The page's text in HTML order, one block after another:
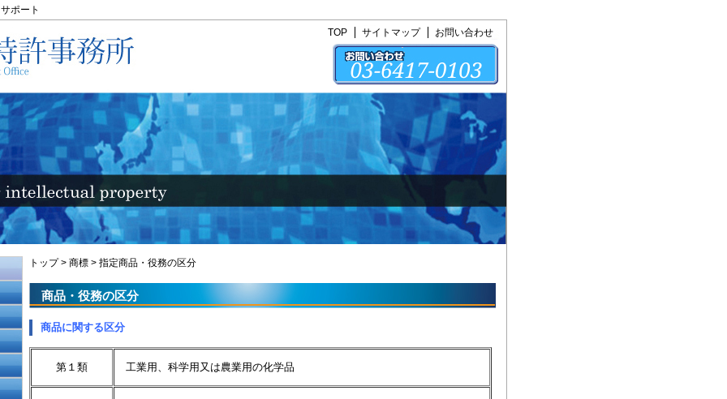
ポート
TOP
サイトマップ お問い合わせ
トップ> 商標 > 指定商品・役務の区分
商品・役務の区分
商品に関する区分
第１類 工業用、科学用又は農業用の化学品